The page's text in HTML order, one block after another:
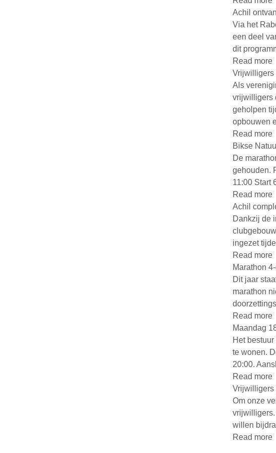
Achil
Via het
een deel
dit
Read more
Vrijwilligers
Als
vrijwilligers
geholpen
opbouwen
Read more
Bikse
De
gehouden.
11:00 Start
Read more
Achil
Dankzij de
ingezet
Read more
Marathon
Dit jaar
marathon
Read more
Maandag
Het
te wonen.
20:00.
Read more
Vrijwilligers
Om onze
willen
Read more